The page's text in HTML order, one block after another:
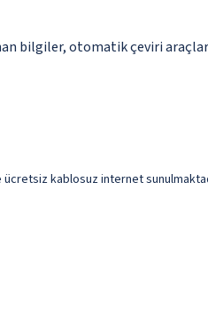
bilgiler, otomatik çeviri
ücretsiz kablosuz internet